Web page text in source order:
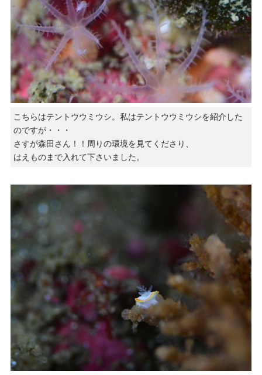
こちらはテントウウミウシ。私はテントウウミウシを紹介した
のですが・・・
さすが森田さん！！周りの環境を見てくださり、
はえものまで入れて下さいました。